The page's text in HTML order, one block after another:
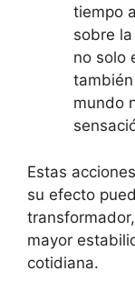
tiempo
sobre
no solo
mundo
Estas
su efecto
mayor
cotidiana.